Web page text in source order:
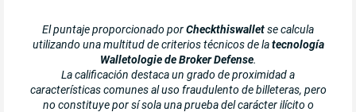
El puntaje proporcionado porCheckthiswalletse calcula
utilizando una multitud de criterios técnicos de latecnología
Walletologie de Broker Defense.
La calificación destaca un grado de proximidad a
características comunes al uso fraudulento de billeteras, pero
no constituye por sí sola una prueba del carácter ilícito o